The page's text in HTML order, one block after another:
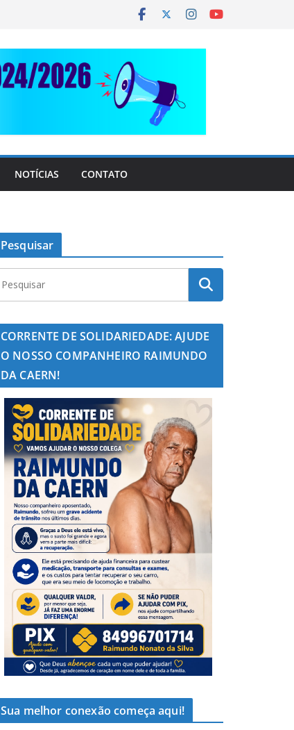
NOTÍCIAS CONTATO
Pesquisar
CORRENTE DE SOLIDARIEDADE: AJUDE
O NOSSO COMPANHEIRO RAIMUNDO
DA CAERN!
Sua melhor conexão começa aqui!